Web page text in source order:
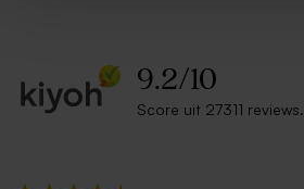
9.2/10
Score uit 27311 reviews.